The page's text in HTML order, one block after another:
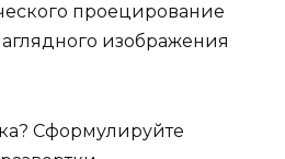
проецирование
изображения
Сформулируйте